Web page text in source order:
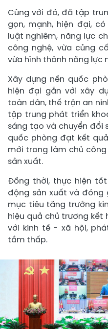
Cùng với đó, đã tập
gọn, mạnh, hiện đại,
luật nghiêm, năng lực
công nghệ, vừa củng
vừa hình thành năng lực
Xây dựng nền quốc
hiện đại gắn với xây
toàn dân, thế trận an
tập trung phát triển
sáng tạo và chuyển đổi
quốc phòng đạt kết
mới trong làm chủ
sản xuất.
Đồng thời, thực hiện
động sản xuất và
mục tiêu tăng trưởng
hiệu quả chủ trương kết
với kinh tế - xã hội,
tầm thấp.